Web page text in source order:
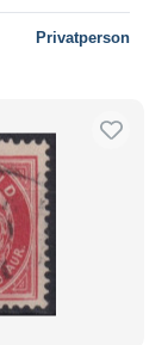
Privatperson